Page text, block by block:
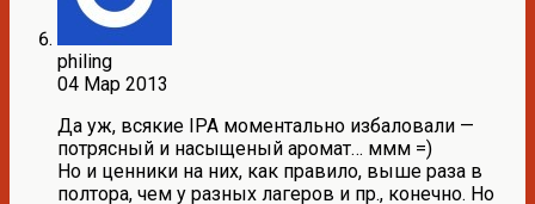
philing
04 Мар 2013
Да уж, всякие IPA моментально избаловали —
потрясный и насыщеный аромат… ммм =)
Но и ценники на них, как правило, выше раза в
полтора, чем у разных лагеров и пр., конечно. Но